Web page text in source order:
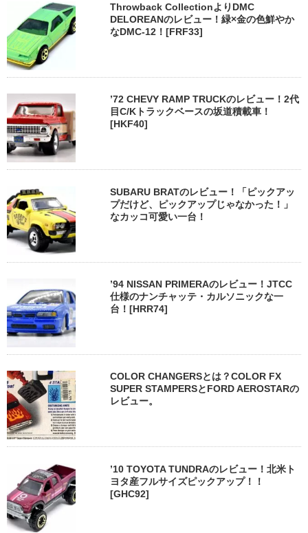
Throwback CollectionよりDMC
DELOREANのレビュー！緑×金の色鮮やか
なDMC-12！[FRF33]
’72 CHEVY RAMP TRUCKのレビュー！2代
目C/Kトラックベースの坂道積載車！
[HKF40]
SUBARU BRATのレビュー！「ピックアッ
プだけど、ピックアップじゃなかった！」
なカッコ可愛い一台！
’94 NISSAN PRIMERAのレビュー！JTCC
仕様のナンチャッテ・カルソニックな一
台！[HRR74]
COLOR CHANGERSとは？COLOR FX
SUPER STAMPERSとFORD AEROSTARの
レビュー。
’10 TOYOTA TUNDRAのレビュー！北米ト
ヨタ産フルサイズピックアップ！！
[GHC92]